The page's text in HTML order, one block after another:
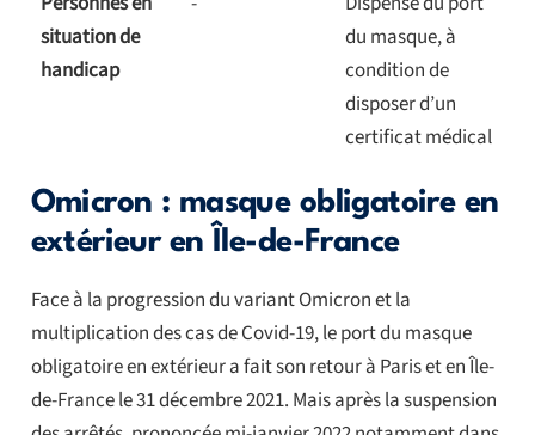
situation de
handicap
du masque, à
condition de
disposer d’un
certificat médical
Omicron : masque obligatoire en
extérieur en Île-de-France
Face à la progression du variant Omicron et la
multiplication des cas de Covid-19, le port du masque
obligatoire en extérieur a fait son retour à Paris et en Île-
de-France le 31 décembre 2021. Mais après la suspension